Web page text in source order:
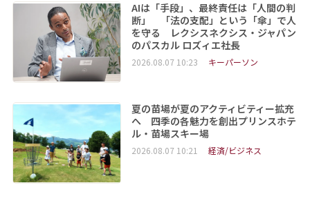
AIは「手段」、最終責任は「人間の判
断」 「法の支配」という「傘」で人
を守る レクシスネクシス・ジャパン
のパスカル ロズィエ社長
2026.08.07 10:23 キーパーソン
夏の苗場が夏のアクティビティー拡充
へ 四季の各魅力を創出プリンスホテ
ル・苗場スキー場
2026.08.07 10:21 経済/ビジネス